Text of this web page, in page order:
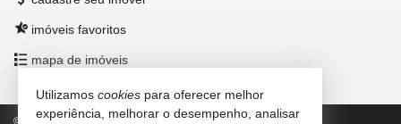
imóveis favoritos
mapa de imóveis
© 2026 CRECI/SC 42.972-F Política de Privacidade
Utilizamos cookies para oferecer melhor
experiência, melhorar o desempenho, analisar